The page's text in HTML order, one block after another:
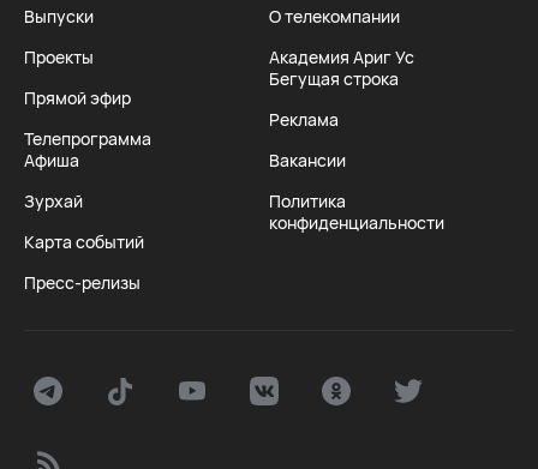
Выпуски
Проекты
Прямой эфир
Телепрограмма
Афиша
Зурхай
Карта событий
Пресс-релизы
О телекомпании
Академия Ариг Ус
Бегущая строка
Реклама
Вакансии
Политика
конфиденциальности